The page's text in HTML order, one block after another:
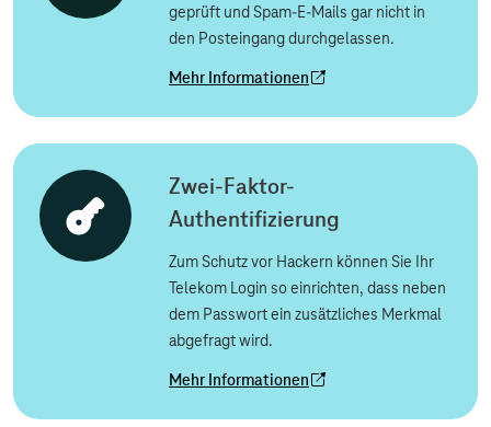
geprüft und Spam-E-Mails gar nicht in
den Posteingang durchgelassen.
Mehr Informationen
Zwei-Faktor-
Authentifizierung
Zum Schutz vor Hackern können Sie Ihr
Telekom Login so einrichten, dass neben
dem Passwort ein zusätzliches Merkmal
abgefragt wird.
Mehr Informationen